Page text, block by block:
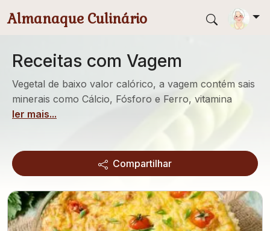
Almanaque Culinário
Receitas com Vagem
Vegetal de baixo valor calórico, a vagem contém sais
minerais como Cálcio, Fósforo e Ferro, vitamina
ler mais...
Compartilhar